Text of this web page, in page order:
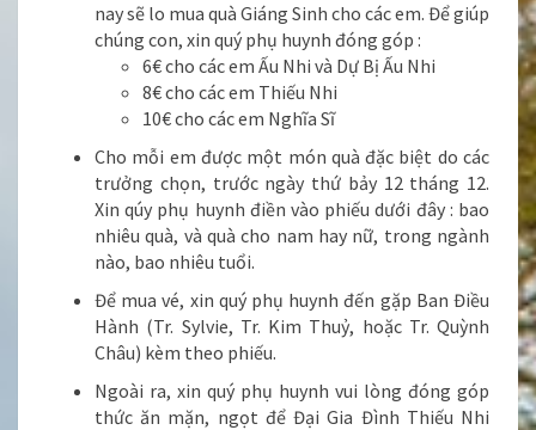
nay sẽ lo mua quà Giáng Sinh cho các em. Để giúp
chúng con, xin quý phụ huynh đóng góp :
6€ cho các em Ấu Nhi và Dự Bị Ấu Nhi
8€ cho các em Thiếu Nhi
10€ cho các em Nghĩa Sĩ
Cho mỗi em được một món quà đặc biệt do các
trưởng chọn, trước ngày thứ bảy 12 tháng 12.
Xin qúy phụ huynh điền vào phiếu dưới đây : bao
nhiêu quà, và quà cho nam hay nữ, trong ngành
nào, bao nhiêu tuổi.
Để mua vé, xin quý phụ huynh đến gặp Ban Điều
Hành (Tr. Sylvie, Tr. Kim Thuỷ, hoặc Tr. Quỳnh
Châu) kèm theo phiếu.
Ngoài ra, xin quý phụ huynh vui lòng đóng góp
thức ăn mặn, ngọt để Đại Gia Đình Thiếu Nhi